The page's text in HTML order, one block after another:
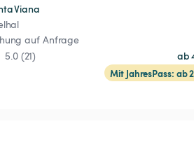
Viana
auf Anfrage
5.0 (21)
ab
Mit JahresPass: ab